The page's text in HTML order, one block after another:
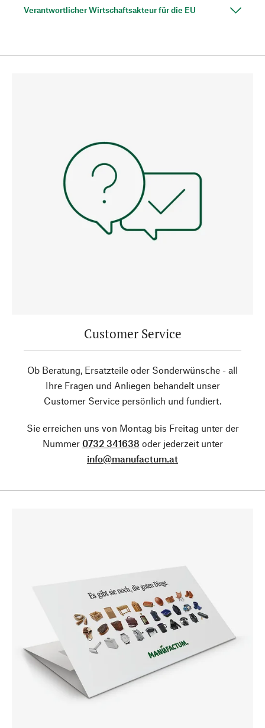
Verantwortlicher Wirtschaftsakteur für die EU
Customer Service
Ob Beratung, Ersatzteile oder Sonderwünsche - all
Ihre Fragen und Anliegen behandelt unser
Customer Service persönlich und fundiert.
Sie erreichen uns von Montag bis Freitag unter der
Nummer 0732 341638 oder jederzeit unter
info@manufactum.at